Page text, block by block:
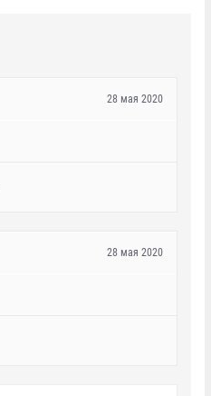
28 мая 2020
28 мая 2020